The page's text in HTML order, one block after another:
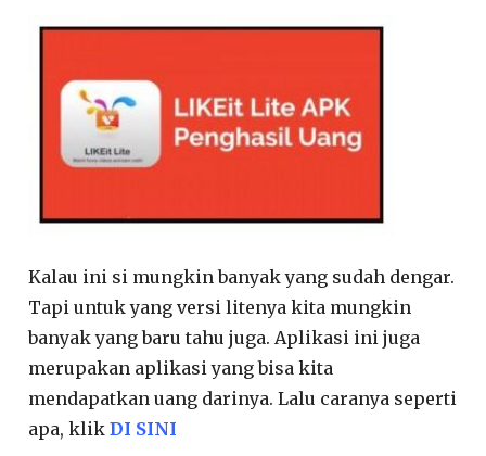
Kalau ini si mungkin banyak yang sudah dengar.
Tapi untuk yang versi litenya kita mungkin
banyak yang baru tahu juga. Aplikasi ini juga
merupakan aplikasi yang bisa kita
mendapatkan uang darinya. Lalu caranya seperti
apa, klikDI SINI